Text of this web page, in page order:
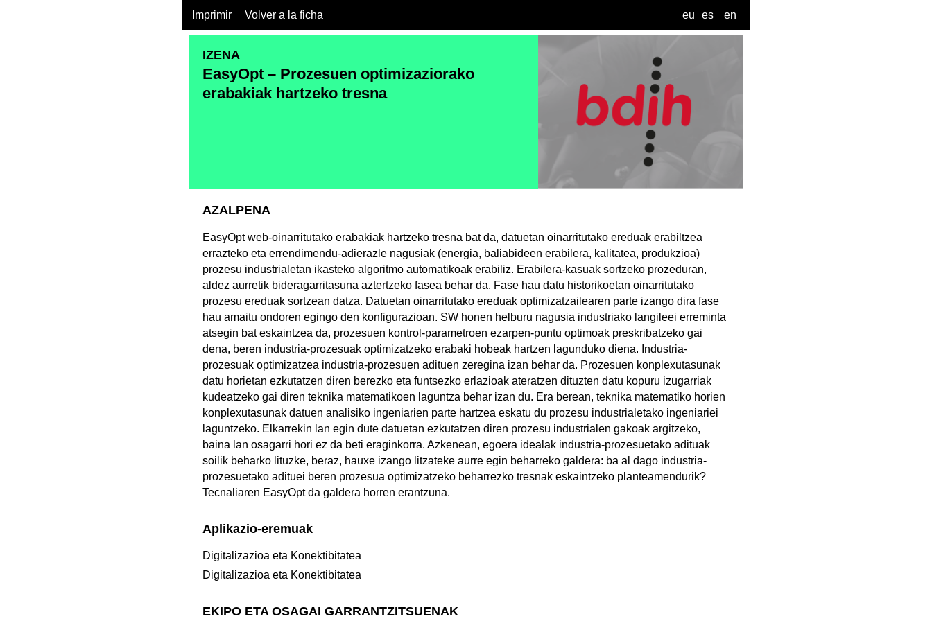
Imprimir Volver a la ficha eu es en
IZENA
EasyOpt – Prozesuen optimizaziorako
erabakiak hartzeko tresna
AZALPENA
EasyOpt web-oinarritutako erabakiak hartzeko tresna bat da, datuetan oinarritutako ereduak erabiltzea
errazteko eta errendimendu-adierazle nagusiak (energia, baliabideen erabilera, kalitatea, produkzioa)
prozesu industrialetan ikasteko algoritmo automatikoak erabiliz. Erabilera-kasuak sortzeko prozeduran,
aldez aurretik bideragarritasuna aztertzeko fasea behar da. Fase hau datu historikoetan oinarritutako
prozesu ereduak sortzean datza. Datuetan oinarritutako ereduak optimizatzailearen parte izango dira fase
hau amaitu ondoren egingo den konfigurazioan. SW honen helburu nagusia industriako langileei erreminta
atsegin bat eskaintzea da, prozesuen kontrol-parametroen ezarpen-puntu optimoak preskribatzeko gai
dena, beren industria-prozesuak optimizatzeko erabaki hobeak hartzen lagunduko diena. Industria-
prozesuak optimizatzea industria-prozesuen adituen zeregina izan behar da. Prozesuen konplexutasunak
datu horietan ezkutatzen diren berezko eta funtsezko erlazioak ateratzen dituzten datu kopuru izugarriak
kudeatzeko gai diren teknika matematikoen laguntza behar izan du. Era berean, teknika matematiko horien
konplexutasunak datuen analisiko ingeniarien parte hartzea eskatu du prozesu industrialetako ingeniariei
laguntzeko. Elkarrekin lan egin dute datuetan ezkutatzen diren prozesu industrialen gakoak argitzeko,
baina lan osagarri hori ez da beti eraginkorra. Azkenean, egoera idealak industria-prozesuetako adituak
soilik beharko lituzke, beraz, hauxe izango litzateke aurre egin beharreko galdera: ba al dago industria-
prozesuetako adituei beren prozesua optimizatzeko beharrezko tresnak eskaintzeko planteamendurik?
Tecnaliaren EasyOpt da galdera horren erantzuna.
Aplikazio-eremuak
Digitalizazioa eta Konektibitatea
Digitalizazioa eta Konektibitatea
EKIPO ETA OSAGAI GARRANTZITSUENAK